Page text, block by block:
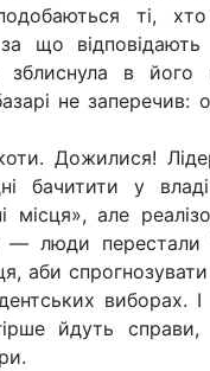
ті,
що
в його
не заперечив:
Дожилися!
бачитити у
але
— люди перестали
аби спрогнозувати
виборах. І
йдуть справи,